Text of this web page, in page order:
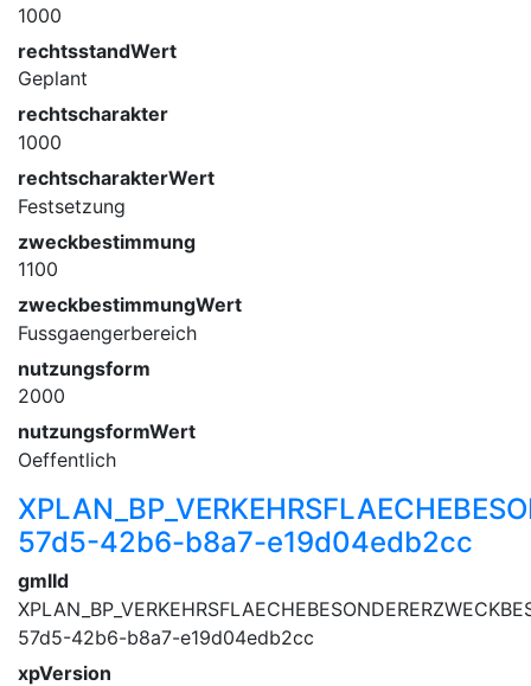
1000
rechtsstandWert
Geplant
rechtscharakter
1000
rechtscharakterWert
Festsetzung
zweckbestimmung
1100
zweckbestimmungWert
Fussgaengerbereich
nutzungsform
2000
nutzungsformWert
Oeffentlich
57d5-42b6-b8a7-e19d04edb2cc
gmlId
57d5-42b6-b8a7-e19d04edb2cc
xpVersion